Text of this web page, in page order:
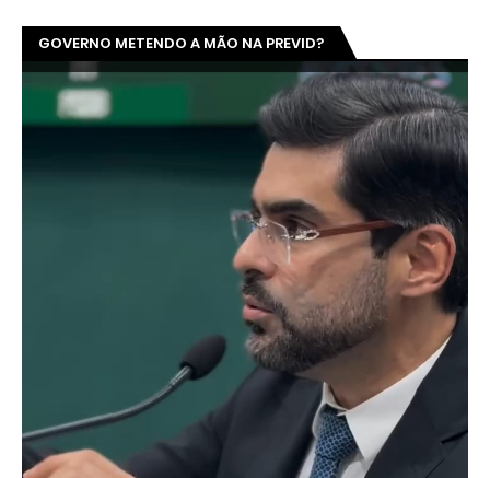
GOVERNO METENDO A MÃO NA PREVID?